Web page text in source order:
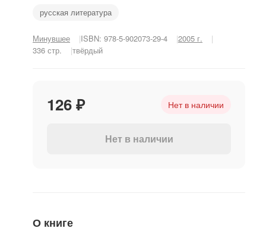
русская литература
Минувшее ISBN: 978-5-902073-29-4
2005 г.
336 стр.
твёрдый
126 ₽ Нет в наличии
Нет в наличии
О книге